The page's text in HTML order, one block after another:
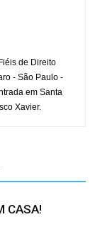
de Direito
- São Paulo -
em Santa
Xavier.
CASA!